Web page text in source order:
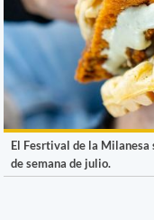
El Fesrtival de la Milanesa
de semana de julio.